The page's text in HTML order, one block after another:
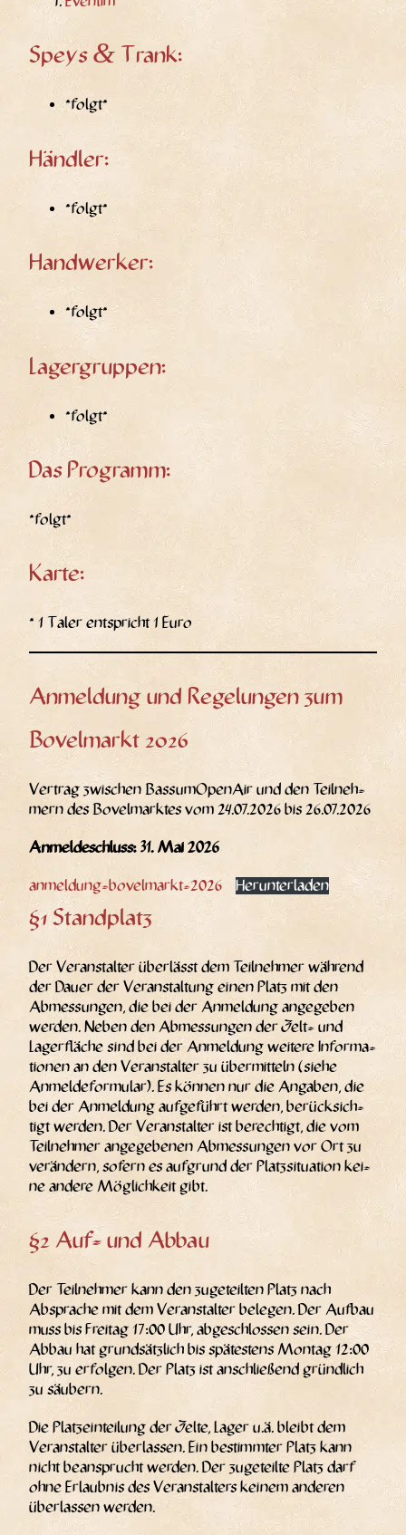
Speys & Trank:
*folgt*
Händler:
*folgt*
Handwerker:
*folgt*
Lagergruppen:
*folgt*
Das Programm:
*folgt*
Karte:
* 1 Taler ent­spricht 1 Euro
Anmeldung und Regelungen zum
Bovelmarkt 2026
Ver­trag zwi­schen Bas­sum­Open­Air und den Teil­neh­
mern des Bovel­mark­tes vom 24.07.2026 bis 26.07.2026
Anmel­de­schluss: 31. Mai 2026
anmel­dung-bovel­markt-2026 Her­un­ter­la­den
§1 Standplatz
Der Ver­an­stal­ter über­lässt dem Teil­neh­mer wäh­rend
der Dau­er der Ver­an­stal­tung einen Platz mit den
Abmes­sun­gen, die bei der Anmel­dung ange­ge­ben
wer­den. Neben den Abmes­sun­gen der Zelt- und
Lager­flä­che sind bei der Anmel­dung wei­te­re Infor­ma­
tio­nen an den Ver­an­stal­ter zu über­mit­teln (sie­he
Anmel­de­for­mu­lar). Es kön­nen nur die Anga­ben, die
bei der Anmel­dung auf­ge­führt wer­den, berück­sich­
tigt wer­den. Der Ver­an­stal­ter ist berech­tigt, die vom
Teil­neh­mer ange­ge­be­nen Abmes­sun­gen vor Ort zu
ver­än­dern, sofern es auf­grund der Platz­si­tua­ti­on kei­
ne ande­re Mög­lich­keit gibt.
§2 Auf- und Abbau
Der Teil­neh­mer kann den zuge­teil­ten Platz nach
Abspra­che mit dem Ver­an­stal­ter bele­gen. Der Auf­bau
muss bis Frei­tag 17:00 Uhr, abge­schlos­sen sein. Der
Abbau hat grund­sätz­lich bis spä­tes­tens Mon­tag 12:00
Uhr, zu erfol­gen. Der Platz ist anschlie­ßend gründ­lich
zu säubern.
Die Platz­ein­tei­lung der Zel­te, Lager u.ä. bleibt dem
Ver­an­stal­ter über­las­sen. Ein bestimm­ter Platz kann
nicht bean­sprucht wer­den. Der zuge­teil­te Platz darf
ohne Erlaub­nis des Ver­an­stal­ters kei­nem ande­ren
über­las­sen werden.